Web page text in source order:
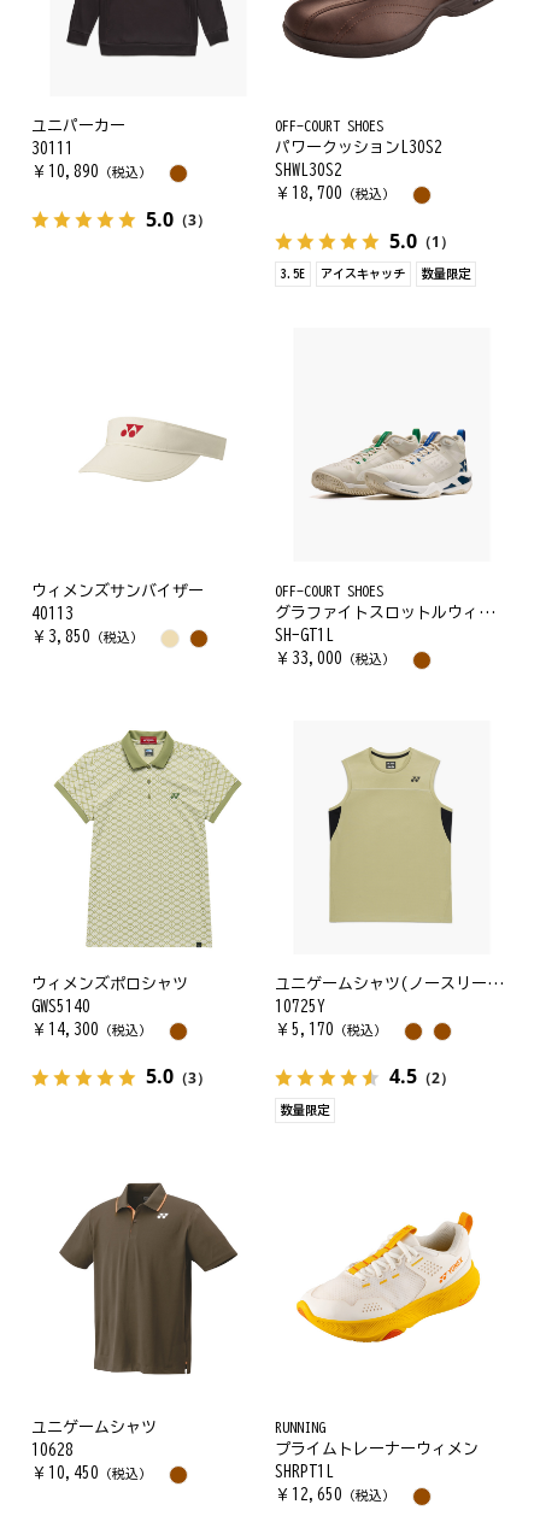
ユニパーカー
30111
￥ 10,890 （税込）
5.0 （3）
OFF-COURT SHOES
パワークッションL30S2
SHWL30S2
￥ 18,700 （税込）
5.0（1）
3.5E アイスキャッチ 数量限定
ウィメンズサンバイザー
40113
￥ 3,850 （税込）
OFF-COURT SHOES
グラファイトスロットルウィメン
SH-GT1L
￥ 33,000 （税込）
ウィメンズポロシャツ
GWS5140
￥ 14,300 （税込）
5.0 （3）
ユニゲームシャツ(ノースリーブ)
10725Y
￥ 5,170 （税込）
4.5（2）
数量限定
ユニゲームシャツ
10628
￥ 10,450 （税込）
RUNNING
プライムトレーナーウィメン
SHRPT1L
￥ 12,650 （税込）